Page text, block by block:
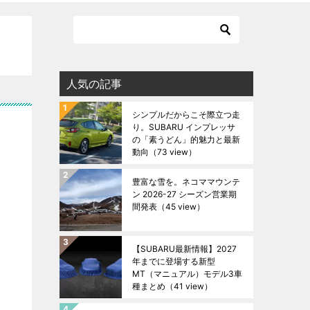
人気の記事
シンプルだからこそ際立つ走
り。SUBARU インプレッサ
の「素うどん」的魅力と最新
動向 （73 view）
豊富な雪を。ネコママウンテ
ン 2026-27 シーズン営業期
間発表 （45 view）
【SUBARU最新情報】2027
年までに登場する新型
MT（マニュアル）モデル3車
種まとめ （41 view）